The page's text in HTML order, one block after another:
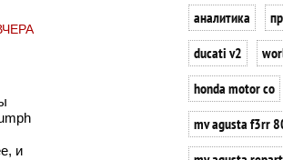
и
аналитика
ducati v2
honda motor co
mv agusta f3rr